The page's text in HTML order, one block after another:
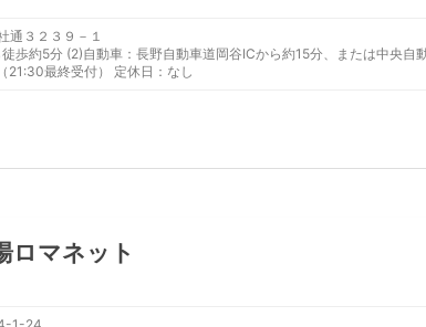
通３２３９－１
(1)電車：JR下諏訪駅から徒歩約5分 (2)自動車：長野自動車道岡谷ICから約15分、ま
最終受付） 定休日：なし
ロマネット